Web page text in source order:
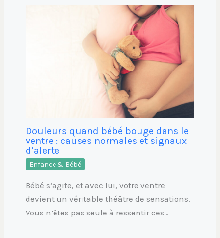
Douleurs quand bébé bouge dans le
ventre : causes normales et signaux
d’alerte
Enfance & Bébé
Bébé s’agite, et avec lui, votre ventre
devient un véritable théâtre de sensations.
Vous n’êtes pas seule à ressentir ces…